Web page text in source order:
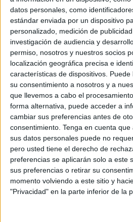
datos personales, como
estándar enviada por un dispositivo
personalizado, medición de
investigación de audiencia y
permiso, nosotros y nuestros socios
localización geográfica precisa e
características de dispositivos.
su consentimiento a nosotros y a
que llevemos a cabo el
forma alternativa, puede acceder a
cambiar sus preferencias antes de
consentimiento. Tenga en cuenta
sus datos personales puede no
pero usted tiene el derecho de
preferencias se aplicarán solo a este
sus preferencias o retirar su
momento volviendo a este sitio y
"Privacidad" en la parte inferior de la
Exterior Plus anuncia hoy
reincorporación de Piedad
directora general de la
meses de ausencia por
A partir del día de hoy,
la máxima responsable de
Piedad Siegfried cuenta con
trayectoria en el sector
hace ya ocho años como
deExterior Pluspara
dirección comercial.
Además de su labor en
Presidencia de la Sección de
(Asociación de Empresas de